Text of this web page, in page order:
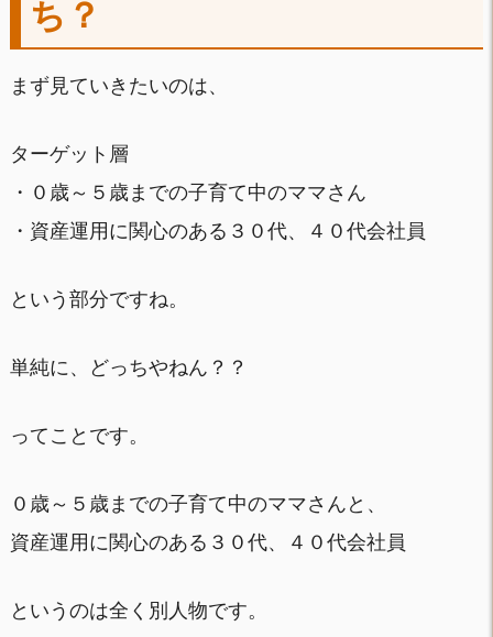
ち？
まず見ていきたいのは、
ターゲット層
・０歳～５歳までの子育て中のママさん
・資産運用に関心のある３０代、４０代会社員
という部分ですね。
単純に、どっちやねん？？
ってことです。
０歳～５歳までの子育て中のママさんと、
資産運用に関心のある３０代、４０代会社員
というのは全く別人物です。